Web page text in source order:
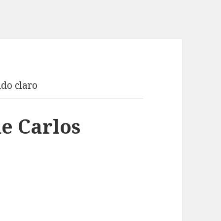
claro
Carlos